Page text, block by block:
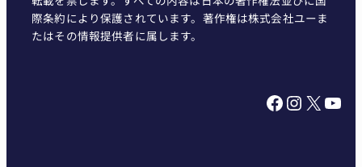
際条約により保護されています。著作権は株式会社ユーま
たはその情報提供者に属します。
Facebook InstagramX YouTube